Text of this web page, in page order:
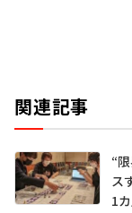
関連記事
“
ス
1